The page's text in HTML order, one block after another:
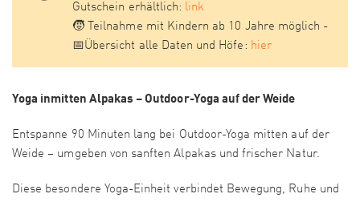
Gutschein erhältlich: link
🧒 Teilnahme mit Kindern ab 10 Jahre möglich -
📅Übersicht alle Daten und Höfe: hier
Yoga inmitten Alpakas – Outdoor-Yoga auf der Weide
Entspanne 90 Minuten lang bei Outdoor-Yoga mitten auf der
Weide – umgeben von sanften Alpakas und frischer Natur.
Diese besondere Yoga-Einheit verbindet Bewegung, Ruhe und